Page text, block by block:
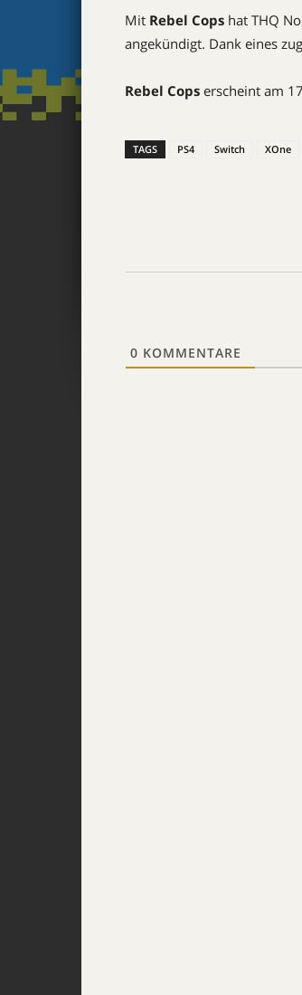
Mit Rebel Cops hat THQ
angekündigt. Dank eines
Rebel Cops erscheint am
TAGS PS4 Switch XOne
0 KOMMENTARE